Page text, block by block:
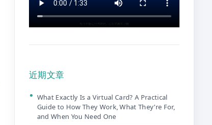
近期文章
What Exactly Is a Virtual Card? A Practical
Guide to How They Work, What They’re For,
and When You Need One